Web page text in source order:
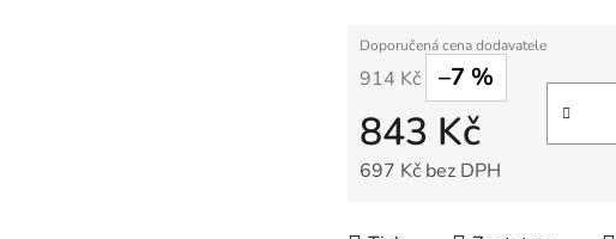
914 Kč –7 %
843 Kč
697 Kč bez DPH